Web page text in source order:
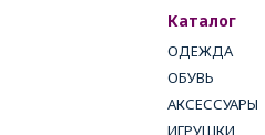
Каталог
ОДЕЖДА
ОБУВЬ
АКСЕССУАРЫ
ИГРУШКИ